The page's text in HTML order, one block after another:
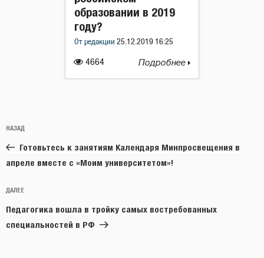
4664
образовании в 2019
году?
От редакции 25.12.2019 16:25
Подробнее
по
записям
Предыдущая
запись:
НАЗАД
Готовьтесь к занятиям Календаря Минпросвещения в
апреле вместе с «Моим университетом»!
Следующая
запись
ДАЛЕЕ
Педагогика вошла в тройку самых востребованных
специальностей в РФ